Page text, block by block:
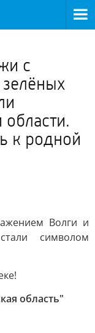
с
к родной
Волги и
символом
область"